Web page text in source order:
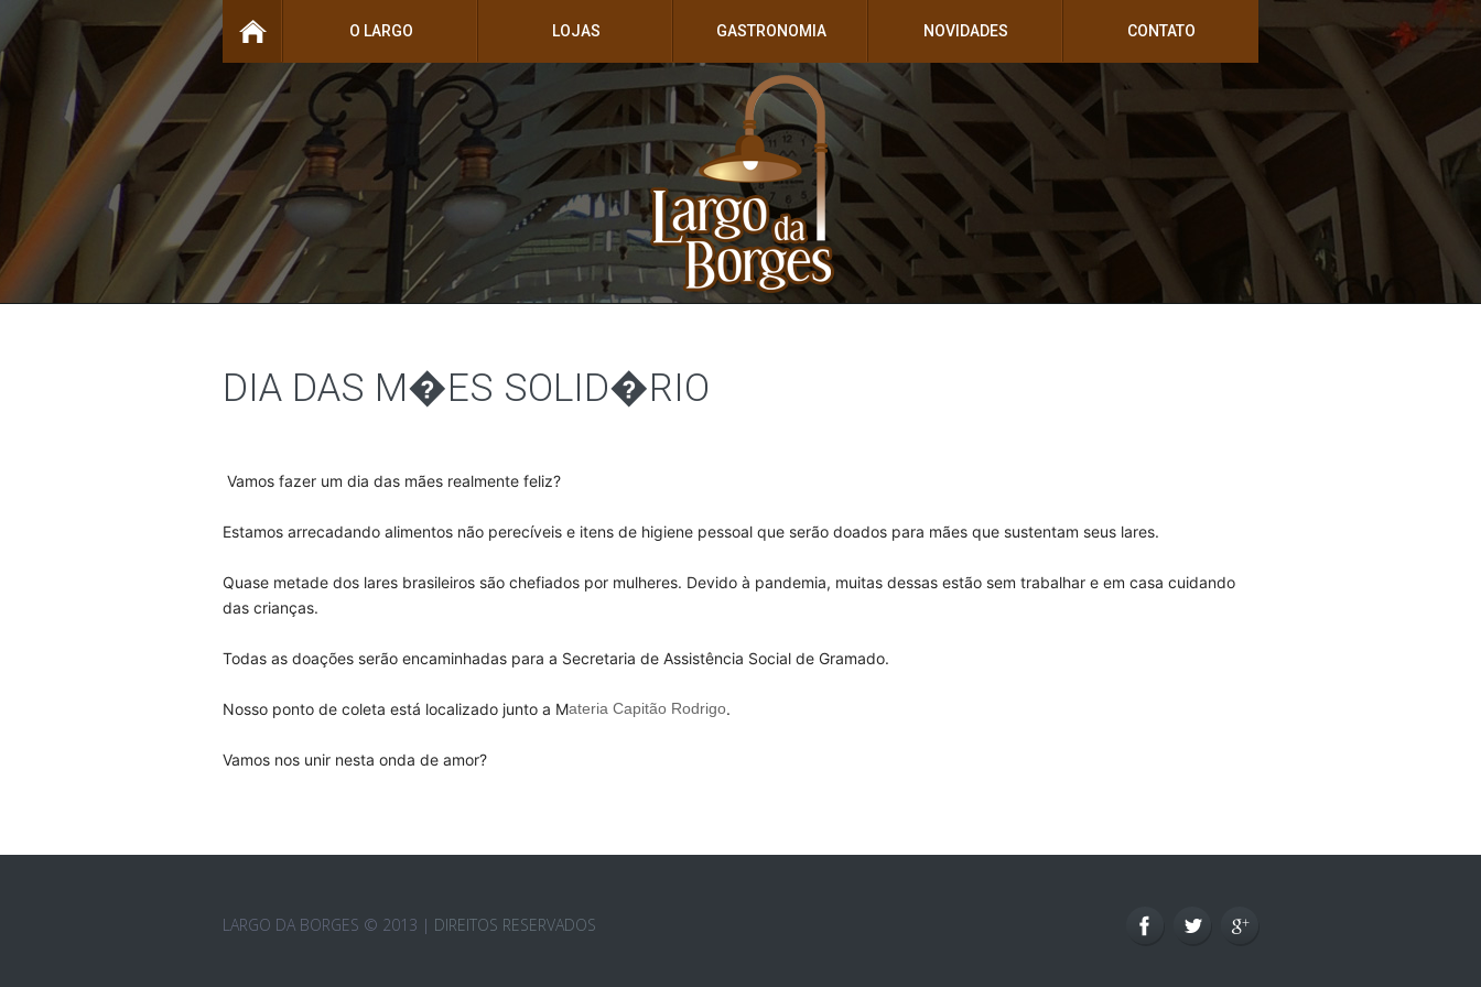
O LARGO LOJAS GASTRONOMIA NOVIDADES CONTATO
DIA DAS M�ES SOLID�RIO
Vamos fazer um dia das mães realmente feliz?
Estamos arrecadando alimentos não perecíveis e itens de higiene pessoal que serão doados para mães que sustentam seus lares.
Quase metade dos lares brasileiros são chefiados por mulheres. Devido à pandemia, muitas dessas estão sem trabalhar e em casa cuidando
das crianças.
Todas as doações serão encaminhadas para a Secretaria de Assistência Social de Gramado.
Nosso ponto de coleta está localizado junto a Materia Capitão Rodrigo.
Vamos nos unir nesta onda de amor?
LARGO DA BORGES © 2013 | DIREITOS RESERVADOS